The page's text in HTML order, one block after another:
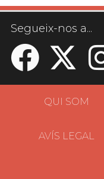
Segueix-nos a...
QUI SOM
AVÍS LEGAL